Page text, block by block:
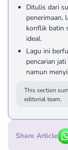
Ditulis dari
penerimaan,
konflik batin
ideal.
Lagu ini
pencarian
namun
This section
editorial team.
Share Article